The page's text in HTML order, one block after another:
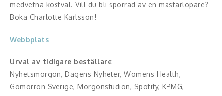
Humoristiska föredrag
Konst
medvetna kostval. Vill du bli sporrad av en mästarlöpare?
Boka Charlotte Karlsson!
Webbplats
Urval av tidigare beställare:
Nyhetsmorgon, Dagens Nyheter, Womens Health,
Gomorron Sverige, Morgonstudion, Spotify, KPMG,